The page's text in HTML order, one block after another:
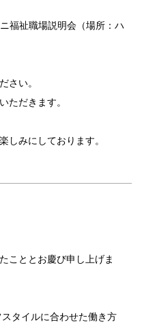
祉職場説明会（場所：ハ
さい。
ただきます。
しみにしております。
こととお慶び申し上げま
タイルに合わせた働き方